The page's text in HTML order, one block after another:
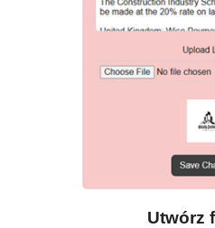
Utwórz